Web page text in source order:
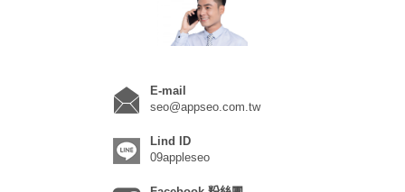
E-mail
seo@appseo.com.tw
Lind ID
09appleseo